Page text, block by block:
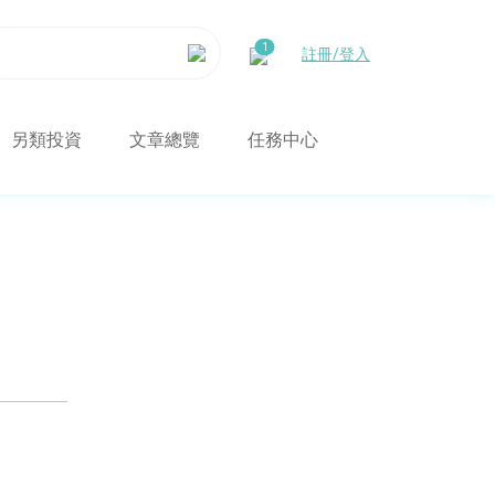
註冊/登入
另類投資 文章總覽 任務中心